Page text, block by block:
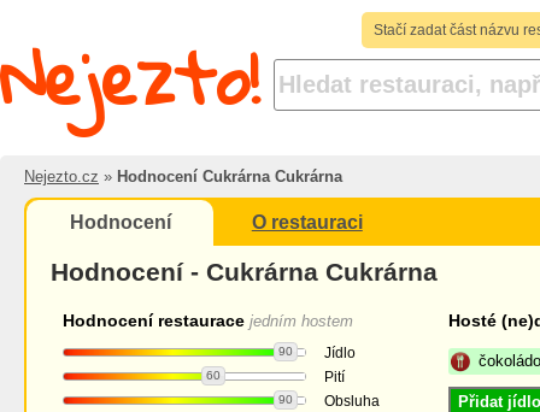
Stačí zadat část názvu
Nejezto!
Nejezto.cz » Hodnocení Cukrárna Cukrárna
Hodnocení O restauraci
Hodnocení - Cukrárna Cukrárna
Hodnocení restaurace jedním hostem
90 Jídlo
60 Pití
90 Obsluha
Hosté
Přidat